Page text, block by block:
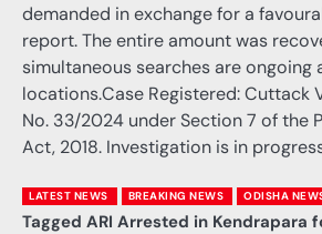
demanded in exchange for a
report. The entire amount was
simultaneous searches are ongoing
locations.Case Registered: Cuttack
No. 33/2024 under Section 7 of the
Act, 2018. Investigation is in
LATEST NEWS BREAKING NEWS ODISHA
Tagged ARI Arrested in Kendrapara